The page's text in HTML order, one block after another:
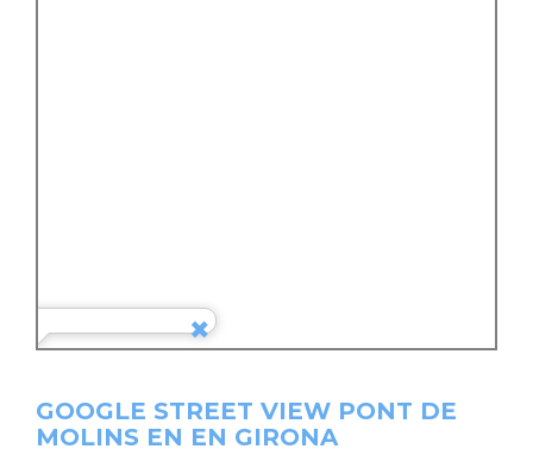
GOOGLE STREET VIEW PONT DE
MOLINS EN EN GIRONA